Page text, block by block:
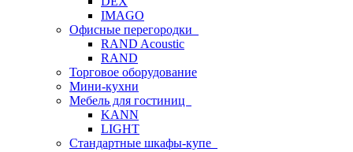
IMAGO
Офисные перегородки
RAND Acoustic
RAND
Торговое оборудование
Мини-кухни
Мебель для гостиниц
KANN
LIGHT
Стандартные шкафы-купе